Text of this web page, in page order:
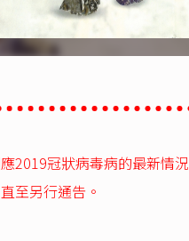
2019冠狀病毒病的最新情
至另行通告。